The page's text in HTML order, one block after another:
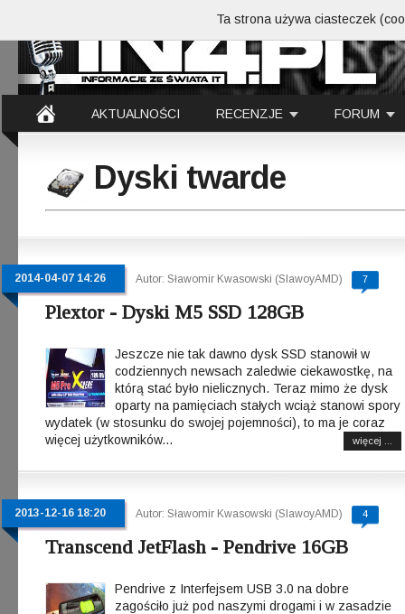
AKTUALNOŚCI RECENZJE FORUM
Dyski twarde
2014-04-07 14:26 Autor: Sławomir Kwasowski (SlawoyAMD) 7
Plextor - Dyski M5 SSD 128GB
Jeszcze nie tak dawno dysk SSD stanowił w
codziennych newsach zaledwie ciekawostkę, na
którą stać było nielicznych. Teraz mimo że dysk
oparty na pamięciach stałych wciąż stanowi spory
wydatek (w stosunku do swojej pojemności), to ma je coraz
więcej użytkowników...
więcej ...
2013-12-16 18:20 Autor: Sławomir Kwasowski (SlawoyAMD) 4
Transcend JetFlash - Pendrive 16GB
Pendrive z Interfejsem USB 3.0 na dobre
zagościło już pod naszymi drogami i w zasadzie
Ta strona używa ciasteczek